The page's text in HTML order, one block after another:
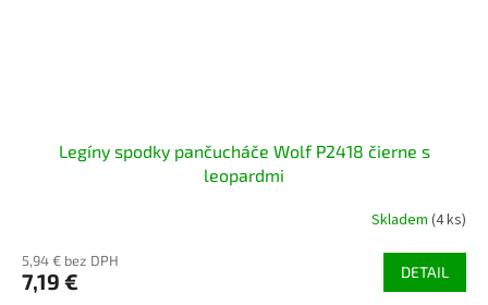
Legíny spodky pančucháče Wolf P2418 čierne s
leopardmi
Skladem (4 ks)
5,94 € bez DPH
7,19 € DETAIL